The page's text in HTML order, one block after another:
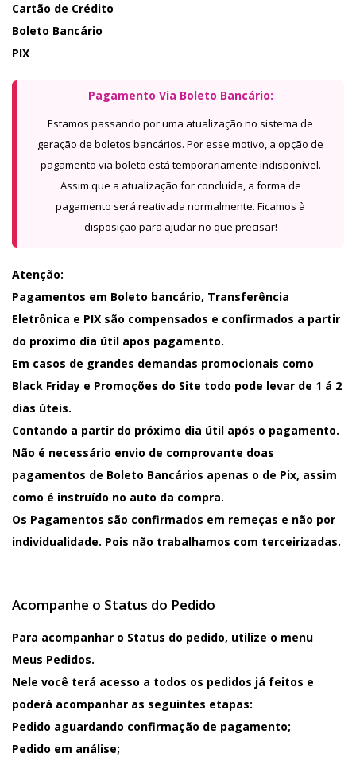
Cartão de Crédito
Boleto Bancário
PIX
Pagamento Via Boleto Bancário:
Estamos passando por uma atualização no sistema de
geração de boletos bancários. Por esse motivo, a opção de
pagamento via boleto está temporariamente indisponível.
Assim que a atualização for concluída, a forma de
pagamento será reativada normalmente. Ficamos à
disposição para ajudar no que precisar!
Atenção:
Pagamentos em Boleto bancário, Transferência
Eletrônica e PIX são compensados e confirmados a partir
do proximo dia útil apos pagamento.
Em casos de grandes demandas promocionais como
Black Friday e Promoções do Site todo pode levar de 1 á 2
dias úteis.
Contando a partir do próximo dia útil após o pagamento.
Não é necessário envio de comprovante doas
pagamentos de Boleto Bancários apenas o de Pix, assim
como é instruído no auto da compra.
Os Pagamentos são confirmados em remeças e não por
individualidade. Pois não trabalhamos com terceirizadas.
Acompanhe o Status do Pedido
Para acompanhar o Status do pedido, utilize o menu
Meus Pedidos.
Nele você terá acesso a todos os pedidos já feitos e
poderá acompanhar as seguintes etapas:
Pedido aguardando confirmação de pagamento;
Pedido em análise;